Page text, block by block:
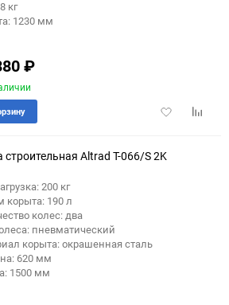
кг
1230 мм
₽
Добавить
строительная Altrad T-066/S 2K
200 кг
корыта: 190 л
колес: два
пневматический
корыта: окрашенная сталь
620 мм
1500 мм